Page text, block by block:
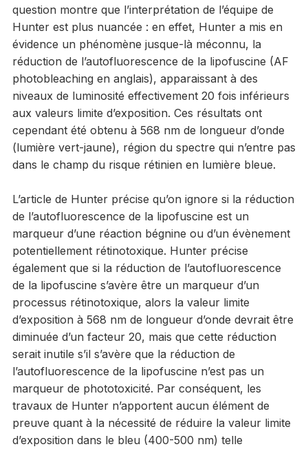
question montre que l’interprétation de l’équipe de
Hunter est plus nuancée : en effet, Hunter a mis en
évidence un phénomène jusque-là méconnu, la
réduction de l’autofluorescence de la lipofuscine (AF
photobleaching en anglais), apparaissant à des
niveaux de luminosité effectivement 20 fois inférieurs
aux valeurs limite d’exposition. Ces résultats ont
cependant été obtenu à 568 nm de longueur d’onde
(lumière vert-jaune), région du spectre qui n’entre pas
dans le champ du risque rétinien en lumière bleue.
L’article de Hunter précise qu’on ignore si la réduction
de l’autofluorescence de la lipofuscine est un
marqueur d’une réaction bégnine ou d’un évènement
potentiellement rétinotoxique. Hunter précise
également que si la réduction de l’autofluorescence
de la lipofuscine s’avère être un marqueur d’un
processus rétinotoxique, alors la valeur limite
d’exposition à 568 nm de longueur d’onde devrait être
diminuée d’un facteur 20, mais que cette réduction
serait inutile s’il s’avère que la réduction de
l’autofluorescence de la lipofuscine n’est pas un
marqueur de phototoxicité. Par conséquent, les
travaux de Hunter n’apportent aucun élément de
preuve quant à la nécessité de réduire la valeur limite
d’exposition dans le bleu (400-500 nm) telle